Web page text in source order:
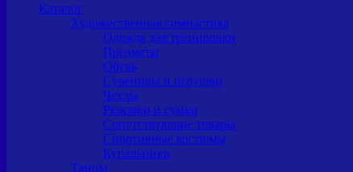
Каталог
Художественная гимнастика
Одежда для тренировки
Предметы
Обувь
Сувениры и игрушки
Чехлы
Рюкзаки и сумки
Сопутствующие товары
Спортивные костюмы
Купальники
Танцы